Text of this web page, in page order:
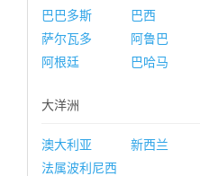
巴巴多斯
巴西
萨尔瓦多
阿鲁巴
阿根廷
巴哈马
大洋洲
澳大利亚 新西兰
法属波利尼西